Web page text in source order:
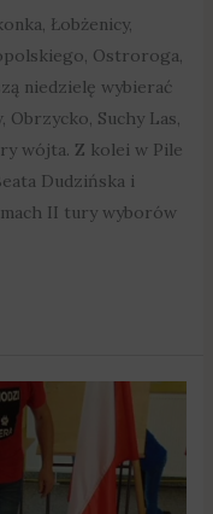
Łobżenicy,
Ostroroga,
niedzielę wybierać
Obrzycko, Suchy Las,
wójta. Z kolei w Pile
Dudzińska i
II tury wyborów